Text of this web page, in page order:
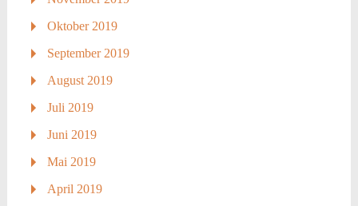
Oktober 2019
September 2019
August 2019
Juli 2019
Juni 2019
Mai 2019
April 2019